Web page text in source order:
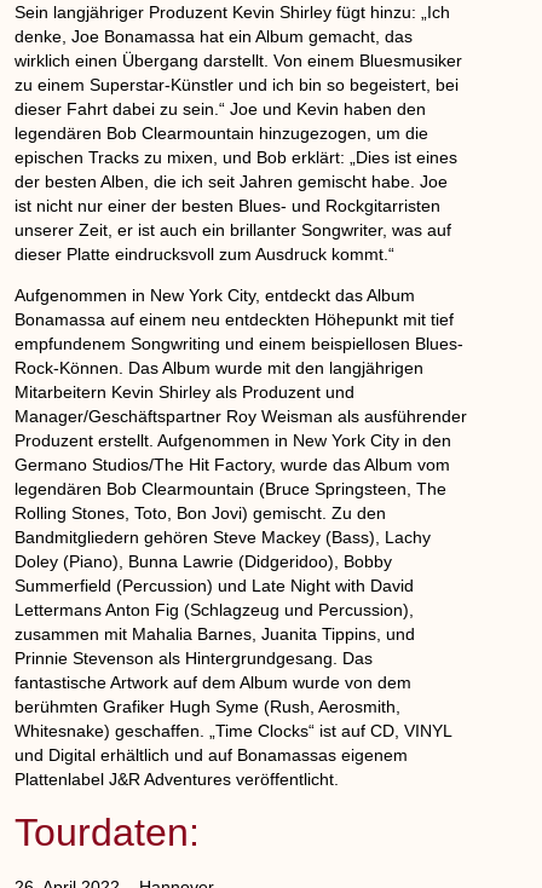
Sein langjähriger Produzent Kevin Shirley fügt hinzu: „Ich
denke, Joe Bonamassa hat ein Album gemacht, das
wirklich einen Übergang darstellt. Von einem Bluesmusiker
zu einem Superstar-Künstler und ich bin so begeistert, bei
dieser Fahrt dabei zu sein.“ Joe und Kevin haben den
legendären Bob Clearmountain hinzugezogen, um die
epischen Tracks zu mixen, und Bob erklärt: „Dies ist eines
der besten Alben, die ich seit Jahren gemischt habe. Joe
ist nicht nur einer der besten Blues- und Rockgitarristen
unserer Zeit, er ist auch ein brillanter Songwriter, was auf
dieser Platte eindrucksvoll zum Ausdruck kommt.“
Aufgenommen in New York City, entdeckt das Album
Bonamassa auf einem neu entdeckten Höhepunkt mit tief
empfundenem Songwriting und einem beispiellosen Blues-
Rock-Können. Das Album wurde mit den langjährigen
Mitarbeitern Kevin Shirley als Produzent und
Manager/Geschäftspartner Roy Weisman als ausführender
Produzent erstellt. Aufgenommen in New York City in den
Germano Studios/The Hit Factory, wurde das Album vom
legendären Bob Clearmountain (Bruce Springsteen, The
Rolling Stones, Toto, Bon Jovi) gemischt. Zu den
Bandmitgliedern gehören Steve Mackey (Bass), Lachy
Doley (Piano), Bunna Lawrie (Didgeridoo), Bobby
Summerfield (Percussion) und Late Night with David
Lettermans Anton Fig (Schlagzeug und Percussion),
zusammen mit Mahalia Barnes, Juanita Tippins, und
Prinnie Stevenson als Hintergrundgesang. Das
fantastische Artwork auf dem Album wurde von dem
berühmten Grafiker Hugh Syme (Rush, Aerosmith,
Whitesnake) geschaffen. „Time Clocks“ ist auf CD, VINYL
und Digital erhältlich und auf Bonamassas eigenem
Plattenlabel J&R Adventures veröffentlicht.
Tourdaten: